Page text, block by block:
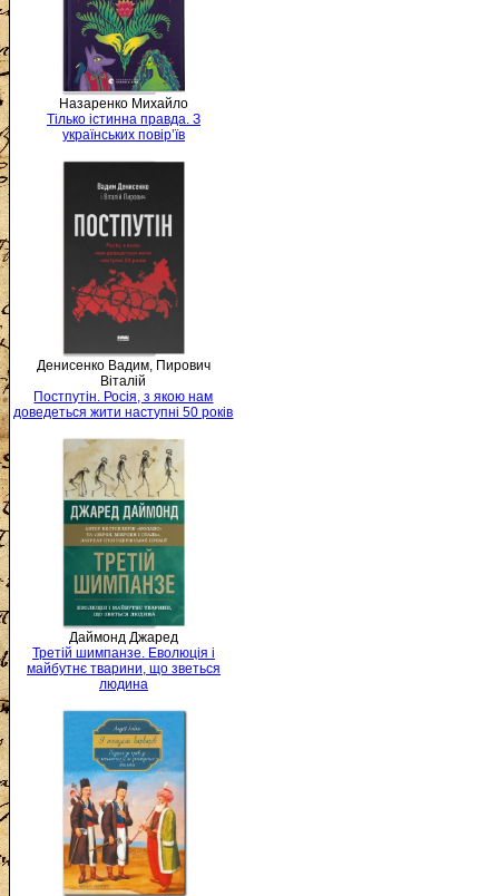
Назаренко Михайло
Тілько істинна правда. З
українських повір’їв
Денисенко Вадим, Пирович
Віталій
Постпутін. Росія, з якою нам
доведеться жити наступні 50 років
Даймонд Джаред
Третій шимпанзе. Еволюція і
майбутнє тварини, що зветься
людина